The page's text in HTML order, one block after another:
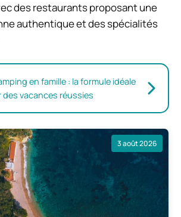
des restaurants proposant une
authentique et des spécialités
en famille : la formule idéale
des vacances réussies
3 août 2026